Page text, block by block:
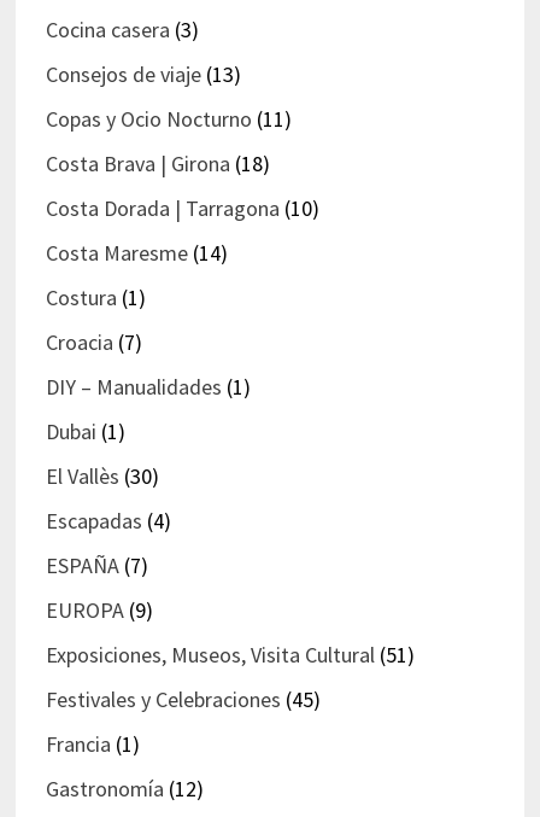
Cocina casera (3)
Consejos de viaje(13)
Copas y Ocio Nocturno (11)
Costa Brava | Girona (18)
Costa Dorada | Tarragona (10)
Costa Maresme(14)
Costura (1)
Croacia (7)
DIY – Manualidades (1)
Dubai (1)
El Vallès (30)
Escapadas (4)
ESPAÑA(7)
EUROPA(9)
Exposiciones, Museos, Visita Cultural(51)
Festivales y Celebraciones (45)
Francia (1)
Gastronomía (12)